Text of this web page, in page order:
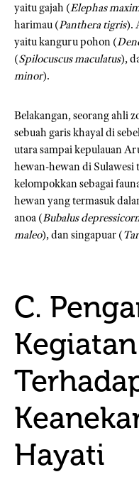
yaitu gajah (Elephas
harimau (Panthera tigris).
yaitu kanguru pohon (
(Spilocuscus maculatus),
minor).
Belakangan, seorang ahli
sebuah garis khayal di
utara sampai kepulauan
hewan-hewan di Sulawesi
kelompokkan sebagai
hewan yang termasuk
anoa (Bubalus
maleo), dan singapuar (
C.
Hayati